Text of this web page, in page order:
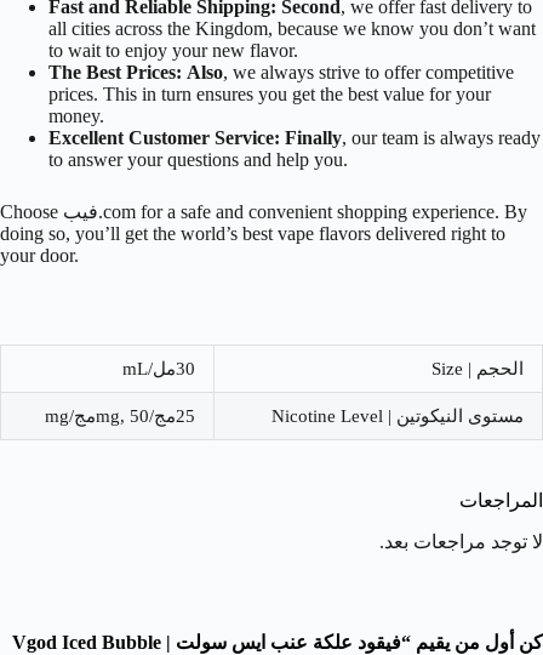
Fast and Reliable Shipping: Second, we offer fast delivery to
all cities across the Kingdom, because we know you don’t want
to wait to enjoy your new flavor.
The Best Prices: Also, we always strive to offer competitive
prices. This in turn ensures you get the best value for your
money.
Excellent Customer Service: Finally, our team is always ready
to answer your questions and help you.
Choose فيب.com for a safe and convenient shopping experience. By
doing so, you’ll get the world’s best vape flavors delivered right to
your door.
الحجم | Size 30مل/mL
مستوى النيكوتين | Nicotine Level 25مج/mg, 50مج/mg
المراجعات
لا توجد مراجعات بعد.
كن أول من يقيم “فيقود علكة عنب ايس سولت | Vgod Iced Bubble